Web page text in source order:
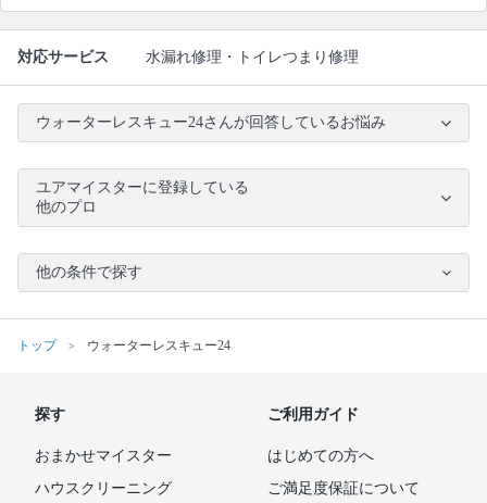
対応サービス 水漏れ修理・トイレつまり修理
ウォーターレスキュー24さんが回答しているお悩み
ユアマイスターに登録している
他のプロ
他の条件で探す
トップ ウォーターレスキュー24
探す
おまかせマイスター
ハウスクリーニング
ご利用ガイド
はじめての方へ
ご満足度保証について